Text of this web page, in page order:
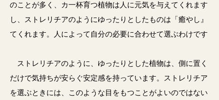
のことが多く、カ一杯育つ植物は人に元気を与えてくれます
し、ストレリチアのようにゆったりとしたものは「癒やし』
てくれます。人によって自分の必要に合わせて選ぶわけです
ストレリチアのように、ゆったりとした植物は、側に置く
だけで気持ちが安らぐ安定感を持っています。ストレリチア
を選ぶときには、このような目をもつことがよいのではない